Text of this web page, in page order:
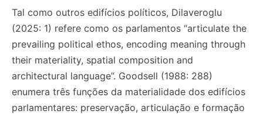
Tal como outros edifícios políticos, Dilaveroglu
(2025: 1) refere como os parlamentos “articulate the
prevailing political ethos, encoding meaning through
their materiality, spatial composition and
architectural language”. Goodsell (1988: 288)
enumera três funções da materialidade dos edifícios
parlamentares: preservação, articulação e formação